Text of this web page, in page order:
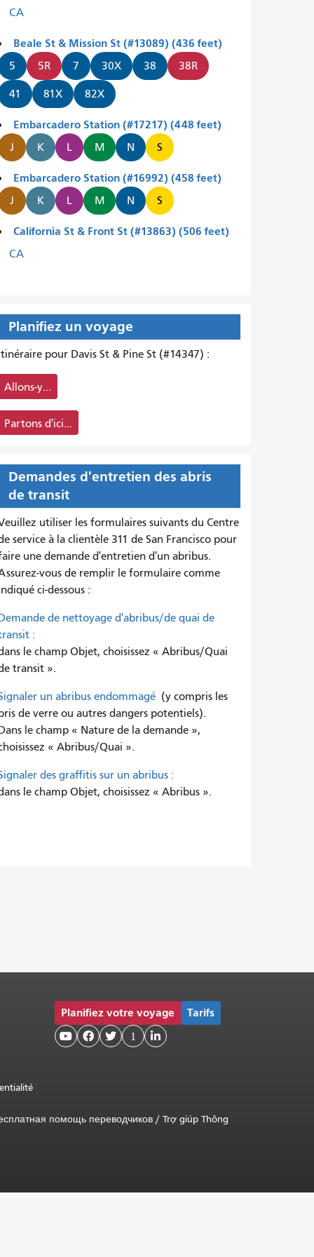
CA
Beale St & Mission St (#13089) (436 feet)
5 5R 7 30X 38 38R
41 81X 82X
Embarcadero Station (#17217) (448 feet)
J K L M N S
Embarcadero Station (#16992) (458 feet)
J K L M N S
California St & Front St (#13863) (506 feet)
CA
Planifiez un voyage
pour Davis St & Pine St (#14347) :
Allons-y...
Partons d'ici...
Demandes d'entretien des abris
de transit
utiliser les formulaires suivants du Centre
service à la clientèle 311 de San Francisco pour
une demande d'entretien d'un abribus.
vous de remplir le formulaire comme
ci-dessous :
de nettoyage d'abribus/de quai de
:
le champ Objet, choisissez « Abribus/Quai
transit ».
un abribus endommagé(y compris les
de verre ou autres dangers potentiels).
le champ « Nature de la demande »,
« Abribus/Quai ».
des graffitis sur un abribus :
le champ Objet, choisissez « Abribus ».
Planifiez votre voyage Tarifs
   1 
помощь переводчиков / Trợ giúp Thông